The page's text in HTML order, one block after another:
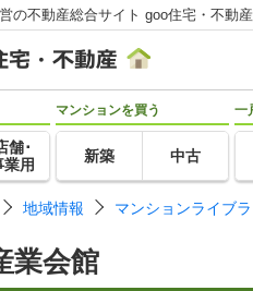
の不動産総合サイト goo住宅・不動産
舗･
業用
マンションを買う
新築 中古
一
地域情報 マンションライブ
業会館